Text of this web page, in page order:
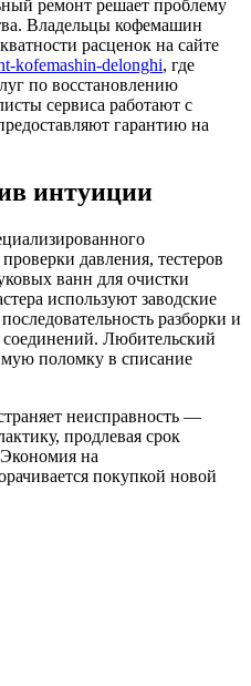
ремонт решает проблему
Владельцы кофемашин
расценок на сайте
kofemashin-delonghi, где
по восстановлению
сервиса работают с
гарантию на
интуиции
давления, тестеров
ванн для очистки
используют заводские
разборки и
Любительский
поломку в списание
неисправность —
продлевая срок
на
покупкой новой